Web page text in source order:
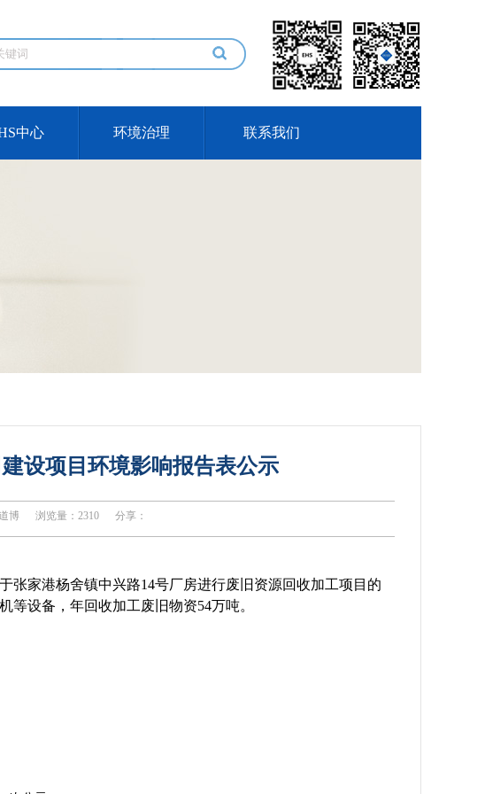
中心 环境治理 联系我们
设项目环境影响报告表公示
博 浏览量：2310 分享：
张家港杨舍镇中兴路14号厂房进行废旧资源回收加工项目的
设备，年回收加工废旧物资54万吨。